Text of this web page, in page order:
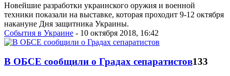
Новейшие разработки украинского оружия и военной
техники показали на выставке, которая проходит 9-12 октября
накануне Дня защитника Украины.
События в Украине - 10 октября 2018, 16:42
В ОБСЕ сообщили о Градах сепаратистов133